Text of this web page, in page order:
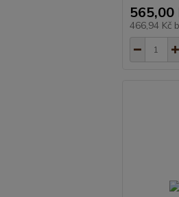
565,00
466,94 Kč